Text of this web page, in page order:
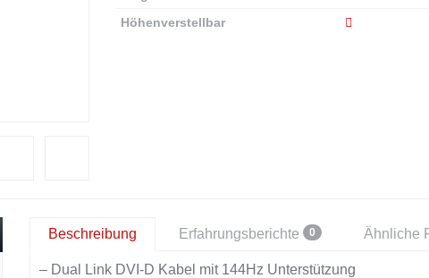
Höhenverstellbar
Beschreibung Erfahrungsberichte 0 Ähnliche
– Dual Link DVI-D Kabel mit 144Hz Unterstützung